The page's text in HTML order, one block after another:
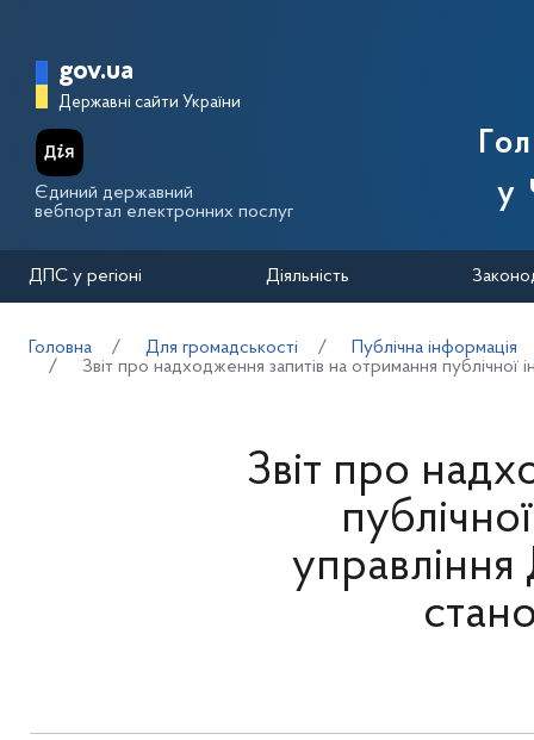
Головна сторінка Державної
gov.ua
Державні сайти України
Єдиний державний
вебпортал електронних послуг
у
ДПС у регіоні Діяльність
Головна Для громадськості
Публічна інформація
Звіт про надходження запитів на отримання
Звіт про
управління